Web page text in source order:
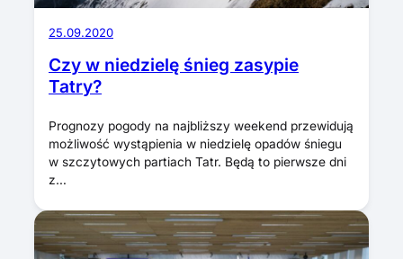
25.09.2020
Czy w niedzielę śnieg zasypie
Tatry?
Prognozy pogody na najbliższy weekend przewidują
możliwość wystąpienia w niedzielę opadów śniegu
w szczytowych partiach Tatr. Będą to pierwsze dni
z…